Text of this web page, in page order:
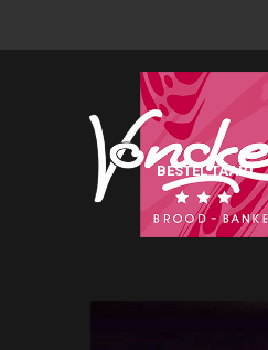
BESTEL TAART